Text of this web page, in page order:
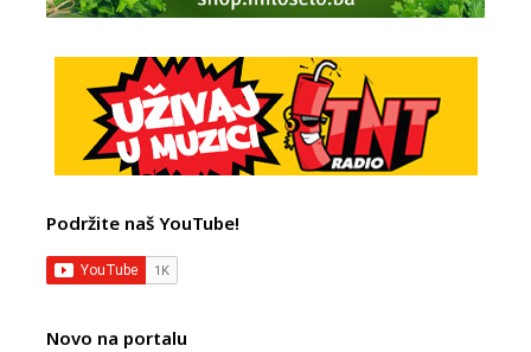
Podržite naš YouTube!
Novo na portalu